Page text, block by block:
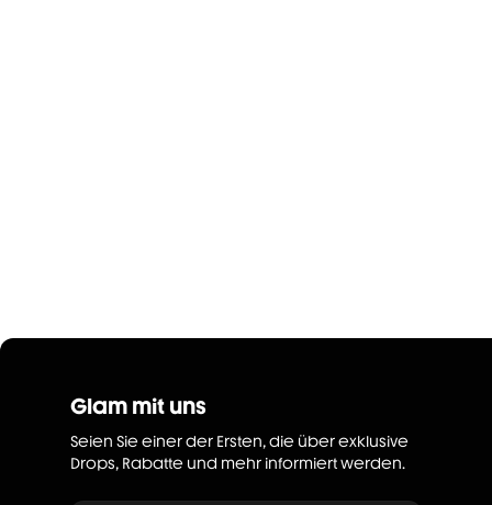
Glam mit uns
Seien Sie einer der Ersten, die über exklusive
Drops, Rabatte und mehr informiert werden.